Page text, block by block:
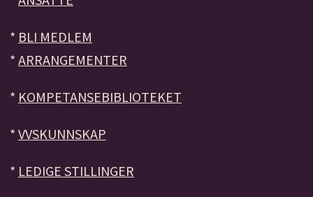
* BLI MEDLEM
* ARRANGEMENTER
* KOMPETANSEBIBLIOTEKET
* VVSKUNNSKAP
* LEDIGE STILLINGER